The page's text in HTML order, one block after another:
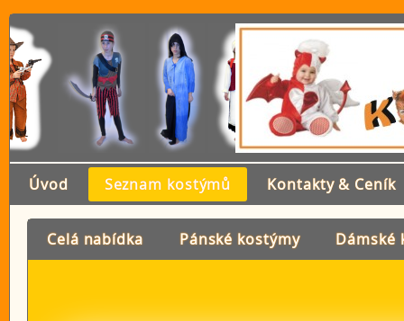
Úvod Seznam kostýmů Kontakty & Ceník
Celá nabídka Pánské kostýmy Dámské